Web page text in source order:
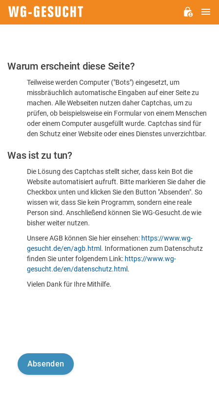
Bitte
dass
sind
Warum erscheint diese Seite?
Teilweise werden Computer ("Bots") eingesetzt, um
missbräuchlich automatische Eingaben auf einer Seite zu
machen. Alle Webseiten nutzen daher Captchas, um zu
prüfen, ob beispielsweise ein Formular von einem Menschen
oder einem Computer ausgefüllt wurde. Captchas sind für
den Schutz einer Website oder eines Dienstes unverzichtbar.
Was ist zu tun?
Die Lösung des Captchas stellt sicher, dass kein Bot die
Website automatisiert aufruft. Bitte markieren Sie daher die
Checkbox unten und klicken Sie den Button "Absenden". So
wissen wir, dass Sie kein Programm, sondern eine reale
Person sind. Anschließend können Sie WG-Gesucht.de wie
bisher weiter nutzen.
Unsere AGB können Sie hier einsehen: https://www.wg-
gesucht.de/en/agb.html . Informationen zum Datenschutz
finden Sie unter folgendem Link: https://www.wg-
gesucht.de/en/datenschutz.html .
Vielen Dank für Ihre Mithilfe.